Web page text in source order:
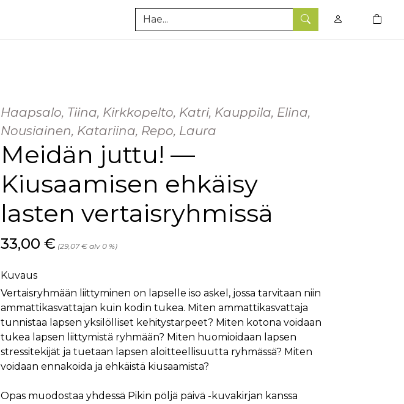
Hae
0
Haapsalo, Tiina, Kirkkopelto, Katri, Kauppila, Elina,
Nousiainen, Katariina, Repo, Laura
Meidän juttu! —
Kiusaamisen ehkäisy
lasten vertaisryhmissä
Hinta nyt
33,00 € (29,07 € alv 0 %)
Kuvaus
Vertaisryhmään liittyminen on lapselle iso askel, jossa tarvitaan niin
ammattikasvattajan kuin kodin tukea. Miten ammattikasvattaja
tunnistaa lapsen yksilölliset kehitystarpeet? Miten kotona voidaan
tukea lapsen liittymistä ryhmään? Miten huomioidaan lapsen
stressitekijät ja tuetaan lapsen aloitteellisuutta ryhmässä? Miten
voidaan ennakoida ja ehkäistä kiusaamista?
Opas muodostaa yhdessä Pikin pöljä päivä -kuvakirjan kanssa